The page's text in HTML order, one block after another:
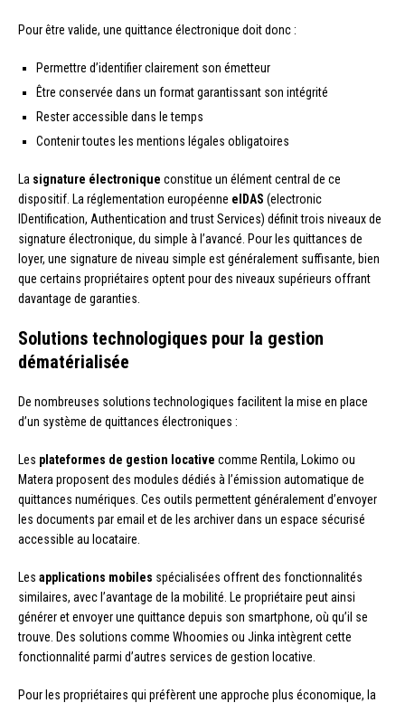
Pour être valide, une quittance électronique doit donc :
Permettre d’identifier clairement son émetteur
Être conservée dans un format garantissant son intégrité
Rester accessible dans le temps
Contenir toutes les mentions légales obligatoires
La signature électronique constitue un élément central de ce
dispositif. La réglementation européenne eIDAS (electronic
IDentification, Authentication and trust Services) définit trois niveaux de
signature électronique, du simple à l’avancé. Pour les quittances de
loyer, une signature de niveau simple est généralement suffisante, bien
que certains propriétaires optent pour des niveaux supérieurs offrant
davantage de garanties.
Solutions technologiques pour la gestion
dématérialisée
De nombreuses solutions technologiques facilitent la mise en place
d’un système de quittances électroniques :
Les plateformes de gestion locative comme Rentila, Lokimo ou
Matera proposent des modules dédiés à l’émission automatique de
quittances numériques. Ces outils permettent généralement d’envoyer
les documents par email et de les archiver dans un espace sécurisé
accessible au locataire.
Les applications mobiles spécialisées offrent des fonctionnalités
similaires, avec l’avantage de la mobilité. Le propriétaire peut ainsi
générer et envoyer une quittance depuis son smartphone, où qu’il se
trouve. Des solutions comme Whoomies ou Jinka intègrent cette
fonctionnalité parmi d’autres services de gestion locative.
Pour les propriétaires qui préfèrent une approche plus économique, la